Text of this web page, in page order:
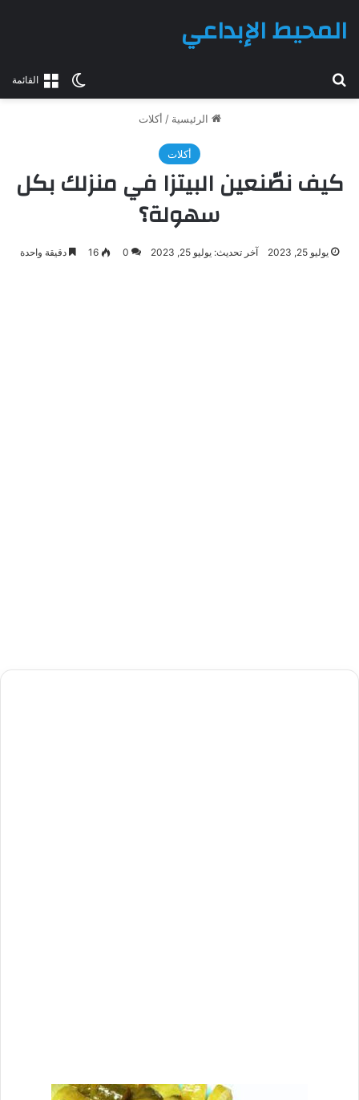
القائمةالوضع
المحيط الإبداعي
الرئيسية / أكلات
أكلات
كيف نصّنعين البيتزا في منزلك بكل
سهولة؟
يوليو 25, 2023 آخر تحديث: يوليو 25, 2023 0
16 دقيقة واحدة